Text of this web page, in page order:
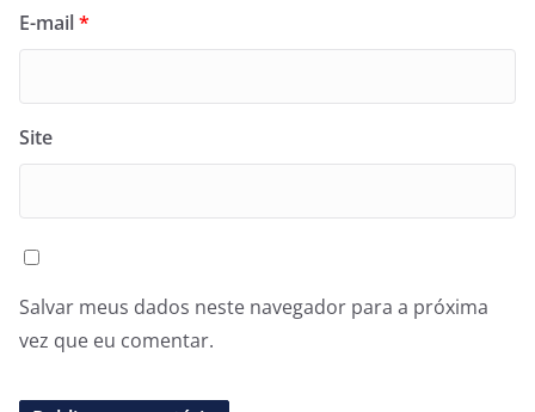
E-mail*
Site
Salvar meus dados neste navegador para a próxima
vez que eu comentar.